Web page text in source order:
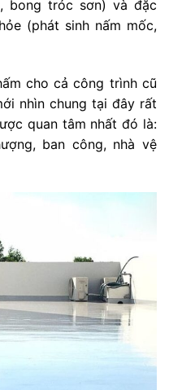
bong tróc sơn) và đặc
(phát sinh nấm mốc,
cho cả công trình cũ
nhìn chung tại đây rất
quan tâm nhất đó là:
ban công, nhà vệ